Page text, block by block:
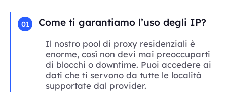
01 Come ti garantiamo l’uso degli IP?
Il nostro pool di proxy residenziali è
enorme, così non devi mai preoccuparti
di blocchi o downtime. Puoi accedere ai
dati che ti servono da tutte le località
supportate dal provider.